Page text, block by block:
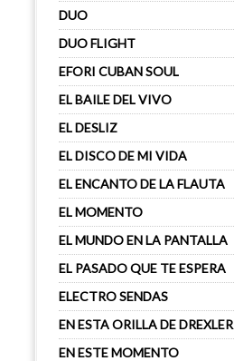
DUO
DUO FLIGHT
EFORI CUBAN SOUL
EL BAILE DEL VIVO
EL DESLIZ
EL DISCO DE MI VIDA
EL ENCANTO DE LA FLAUTA
EL MOMENTO
EL MUNDO EN LA PANTALLA
EL PASADO QUE TE ESPERA
ELECTRO SENDAS
EN ESTA ORILLA DE DREXLER
EN ESTE MOMENTO